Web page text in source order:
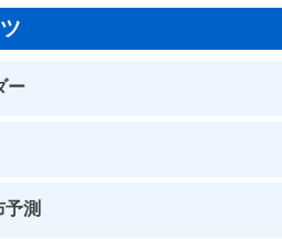
ー
予測